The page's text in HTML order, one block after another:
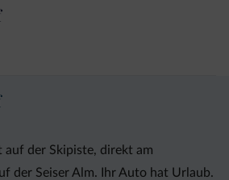
der Skipiste, direkt am
der Seiser Alm. Ihr Auto hat Urlaub.